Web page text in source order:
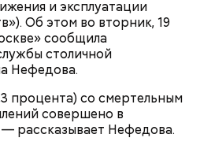
и эксплуатации
Об этом во вторник, 19
сообщила
столичной
Нефедова.
процента) со смертельным
совершено в
рассказывает Нефедова.
между аварией с
Общее в этих двух
со смертельным исходом
имена.